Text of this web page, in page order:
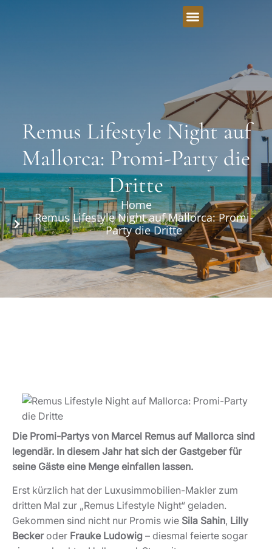
Remus Lifestyle Night auf
Mallorca: Promi-Party die
Dritte
Home
Remus Lifestyle Night auf Mallorca: Promi-
Party die Dritte
Die Promi-Partys von Marcel Remus auf Mallorca sind
legendär. In diesem Jahr hat sich der Gastgeber für
seine Gäste eine Menge einfallen lassen.
Erst kürzlich hat der Luxusimmobilien-Makler zum
dritten Mal zur „Remus Lifestyle Night“ geladen.
Gekommen sind nicht nur Promis wie Sila Sahin, Lilly
Beckeroder Frauke Ludowig – diesmal feierte sogar